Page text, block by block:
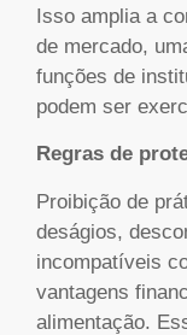
Isso amplia a
de mercado,
funções de
podem ser
Regras de
Proibição de
deságios,
incompatíveis
vantagens
alimentação.